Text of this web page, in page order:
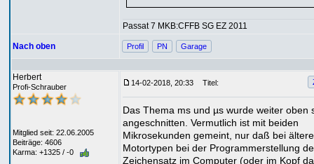
Passat 7 MKB:CFFB SG EZ 2011
Nach oben Profil PN Garage
Herbert
Profi-Schrauber
Mitglied seit: 22.06.2005
Beiträge: 4606
Karma: +1325 / -0
14-02-2018, 20:33 Titel:
Das Thema ms und µs wurde weiter oben
angeschnitten. Vermutlich ist mit beiden
Mikrosekunden gemeint, nur daß bei
Motortypen bei der Programmerstellung
Zeichensatz im Computer (oder im Kopf